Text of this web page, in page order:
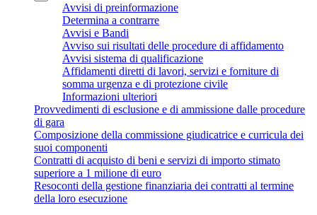
Avvisi di preinformazione
Determina a contrarre
Avvisi e Bandi
Avviso sui risultati delle procedure di affidamento
Avvisi sistema di qualificazione
Affidamenti diretti di lavori, servizi e forniture di
somma urgenza e di protezione civile
Informazioni ulteriori
Provvedimenti di esclusione e di ammissione dalle procedure
di gara
Composizione della commissione giudicatrice e curricula dei
suoi componenti
Contratti di acquisto di beni e servizi di importo stimato
superiore a 1 milione di euro
Resoconti della gestione finanziaria dei contratti al termine
della loro esecuzione